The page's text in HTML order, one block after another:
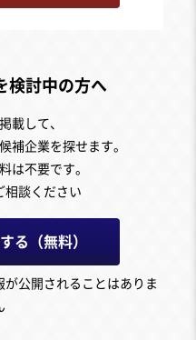
検討中の方へ
載して、
補企業を探せます。
は不要です。
相談ください
る（無料）
公開されることはありま